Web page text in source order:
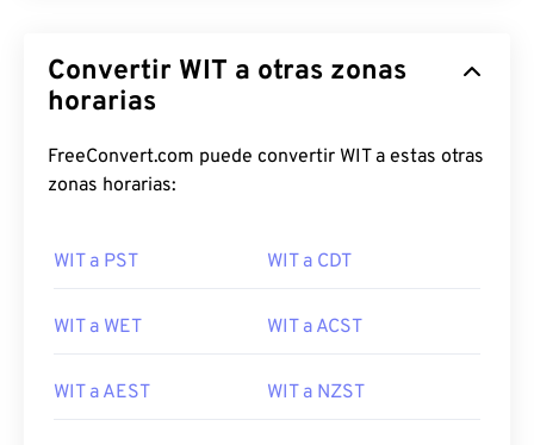
Convertir WIT a otras zonas
horarias
FreeConvert.com puede convertir WIT a estas otras
zonas horarias:
WIT a PST WIT a CDT
WIT a WET WIT a ACST
WIT a AEST WIT a NZST